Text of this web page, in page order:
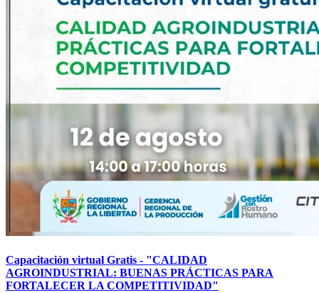
Capacitación virtual Gratis - "CALIDAD
AGROINDUSTRIAL: BUENAS PRÁCTICAS PARA
FORTALECER LA COMPETITIVIDAD"